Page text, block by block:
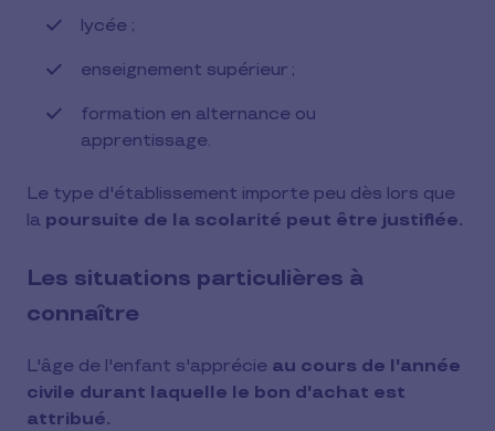
lycée ;
enseignement supérieur ;
formation en alternance ou
apprentissage.
Le type d'établissement importe peu dès lors que
la poursuite de la scolarité peut être justifiée.
Les situations particulières à
connaître
L'âge de l'enfant s'apprécie au cours de l'année
civile durant laquelle le bon d'achat est
attribué.